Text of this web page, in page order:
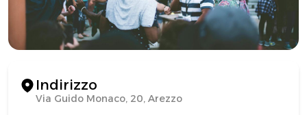
Indirizzo
Via Guido Monaco, 20, Arezzo